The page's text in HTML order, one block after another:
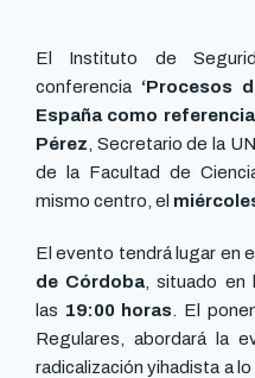
El Instituto de
conferencia ‘Procesos
España como
Pérez , Secretario de la
de la Facultad de
mismo centro, el
El evento tendrá lugar en el
de Córdoba , situado
las 19:00 horas . El
Regulares, abordará la
radicalización yihadista a